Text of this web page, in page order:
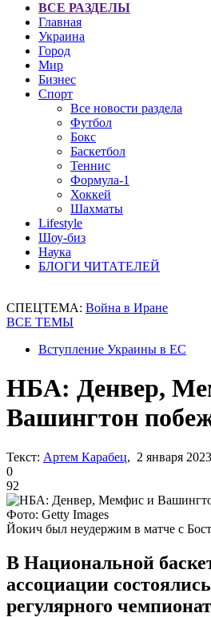
ВСЕ РАЗДЕЛЫ
Главная
Украина
Город
Мир
Бизнес
Спорт
Все новости раздела
Футбол
Бокс
Баскетбол
Теннис
Формула-1
Хоккей
Шахматы
Lifestyle
Шоу-биз
Наука
БЛОГИ ЧИТАТЕЛЕЙ
СПЕЦТЕМА: Война в Иране
ВСЕ ТЕМЫ
Вступление Украины в ЕС
НБА: Денвер,
Вашингтон
Текст: Артем Карабец, 2 января
0
92
Фото: Getty Images
Йокич был неудержим в матче с
В Национальной
ассоциации
регулярного